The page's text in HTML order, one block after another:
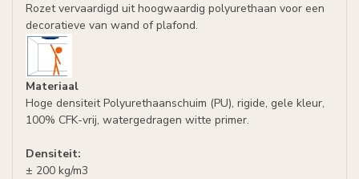
Rozet vervaardigd uit hoogwaardig polyurethaan voor een
decoratieve van wand of plafond.
Materiaal
Hoge densiteit Polyurethaanschuim (PU), rigide, gele kleur,
100% CFK-vrij, watergedragen witte primer.
Densiteit:
± 200 kg/m3